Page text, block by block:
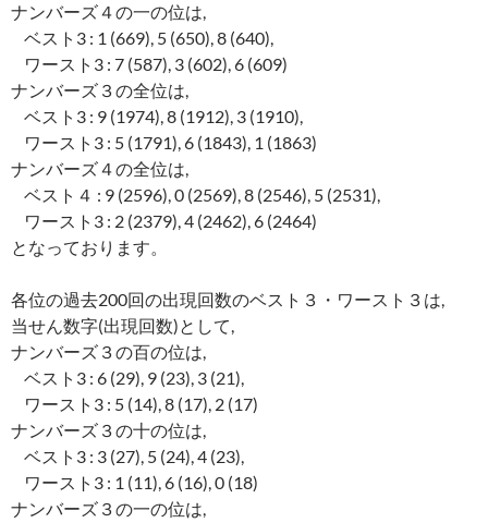
ナンバーズ４の一の位は,
ベスト3 : 1 (669), 5 (650), 8 (640),
ワースト3 : 7 (587), 3 (602), 6 (609)
ナンバーズ３の全位は,
ベスト3 : 9 (1974), 8 (1912), 3 (1910),
ワースト3 : 5 (1791), 6 (1843), 1 (1863)
ナンバーズ４の全位は,
ベスト４ : 9 (2596), 0 (2569), 8 (2546), 5 (2531),
ワースト3 : 2 (2379), 4 (2462), 6 (2464)
となっております。
各位の過去200回の出現回数のベスト３・ワースト３は,
当せん数字(出現回数)として,
ナンバーズ３の百の位は,
ベスト3 : 6 (29), 9 (23), 3 (21),
ワースト3 : 5 (14), 8 (17), 2 (17)
ナンバーズ３の十の位は,
ベスト3 : 3 (27), 5 (24), 4 (23),
ワースト3 : 1 (11), 6 (16), 0 (18)
ナンバーズ３の一の位は,